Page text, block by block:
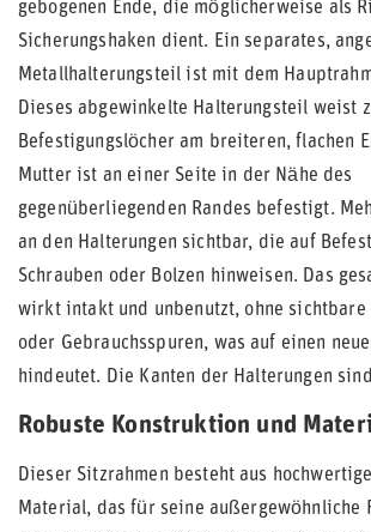
gebogenen Ende, die möglicherweise als
Sicherungshaken dient. Ein separates,
Metallhalterungsteil ist mit dem
Dieses abgewinkelte Halterungsteil weist
Befestigungslöcher am breiteren, flachen
Mutter ist an einer Seite in der Nähe des
gegenüberliegenden Randes befestigt.
an den Halterungen sichtbar, die auf
Schrauben oder Bolzen hinweisen. Das
wirkt intakt und unbenutzt, ohne sichtbare
oder Gebrauchsspuren, was auf einen
hindeutet. Die Kanten der Halterungen
Robuste Konstruktion und
Dieser Sitzrahmen besteht aus
Material, das für seine außergewöhnliche